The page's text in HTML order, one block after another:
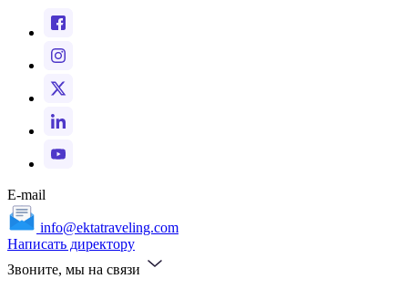
E-mail
info@ektatraveling.com
Написать директору
Звоните, мы на связи